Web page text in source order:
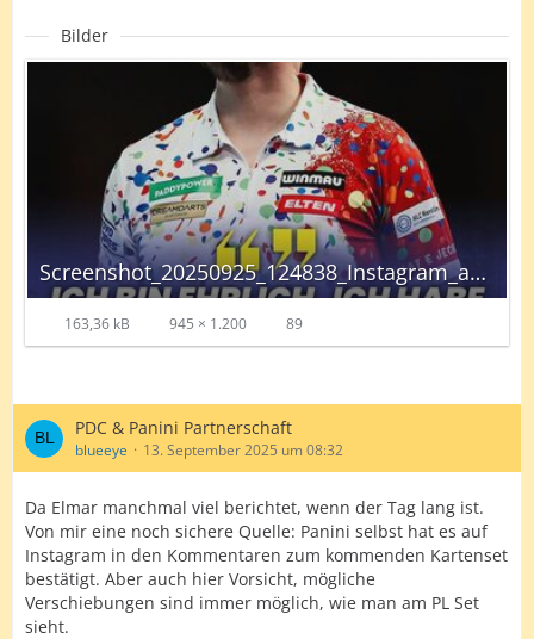
Bilder
Screenshot_20250925_124838_Instagram_autoscaled.jpg
163,36 kB 945 × 1.200 89
PDC & Panini Partnerschaft
blueeye 13. September 2025 um 08:32
Da Elmar manchmal viel berichtet, wenn der Tag lang ist.
Von mir eine noch sichere Quelle: Panini selbst hat es auf
Instagram in den Kommentaren zum kommenden Kartenset
bestätigt. Aber auch hier Vorsicht, mögliche
Verschiebungen sind immer möglich, wie man am PL Set
sieht.